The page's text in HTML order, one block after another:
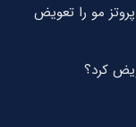
مو را تعویض
کرد؟